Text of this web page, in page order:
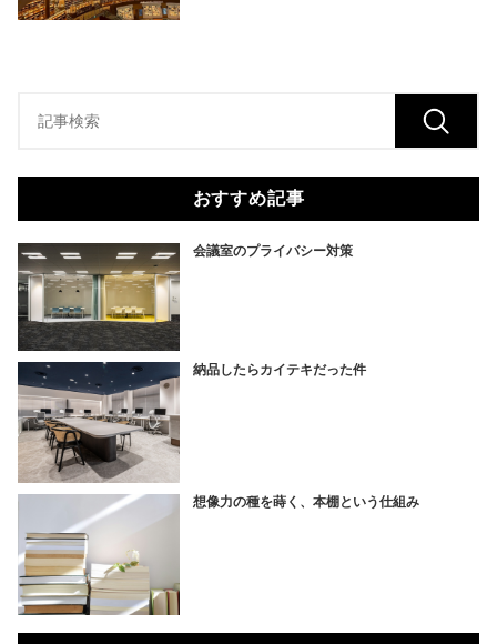
おすすめ記事
会議室のプライバシー対策
納品したらカイテキだった件
想像力の種を蒔く、本棚という仕組み